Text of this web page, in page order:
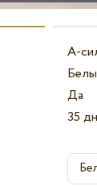
А-
Да
35